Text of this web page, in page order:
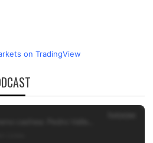
on TradingView